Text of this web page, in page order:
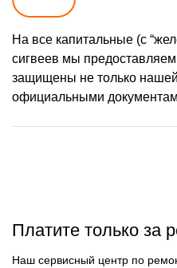
На все капитальные (с
сигвеев мы
защищены не только нашей
официальными
Платите только за
Наш сервисный центр по